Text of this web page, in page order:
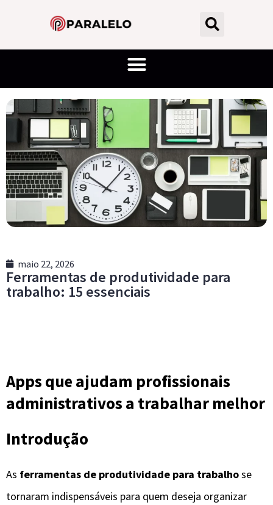
maio 22, 2026
Ferramentas de produtividade para
trabalho: 15 essenciais
Apps que ajudam profissionais
administrativos a trabalhar melhor
Introdução
As ferramentas de produtividade para trabalhose
tornaram indispensáveis para quem deseja organizar